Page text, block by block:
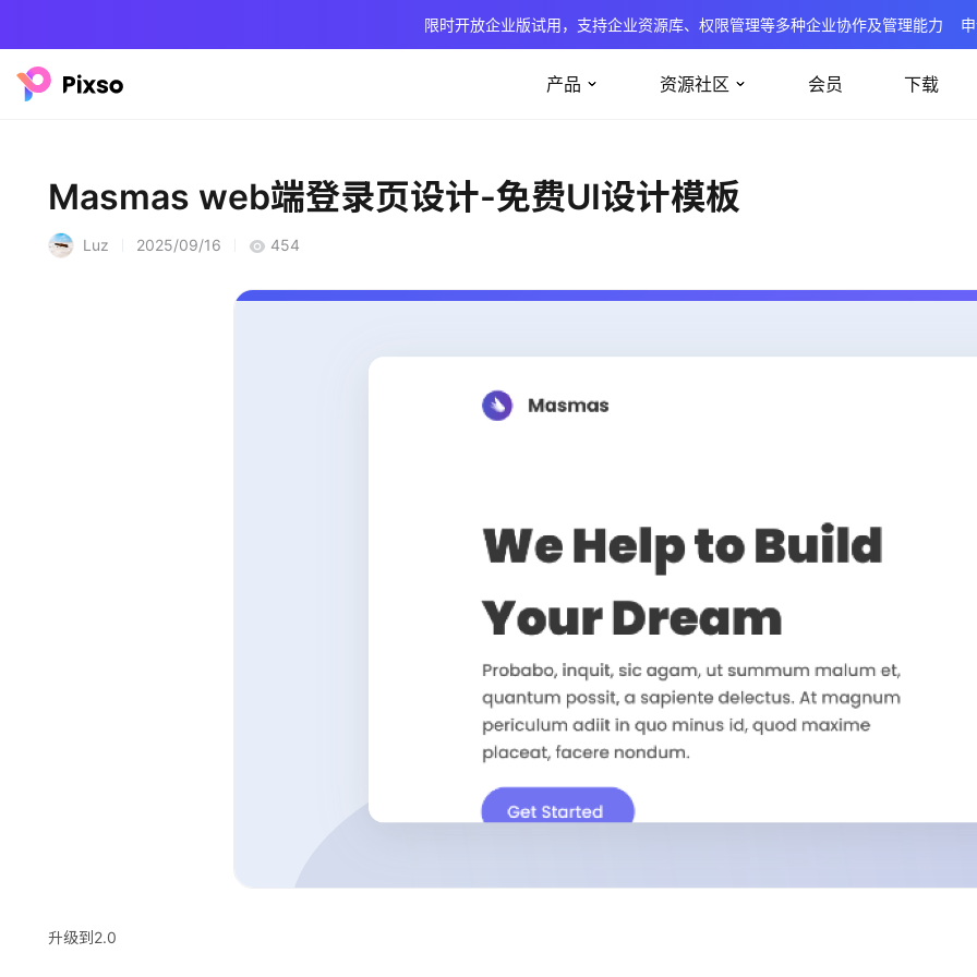
限时开放企业版试用，支持企业资源库、权限管理等多种企业协作及管理能力
产品 资源社区 会员 下载
Masmas web端登录页设计-免费UI设计模板
Luz 2025/09/16 454
升级到2.0